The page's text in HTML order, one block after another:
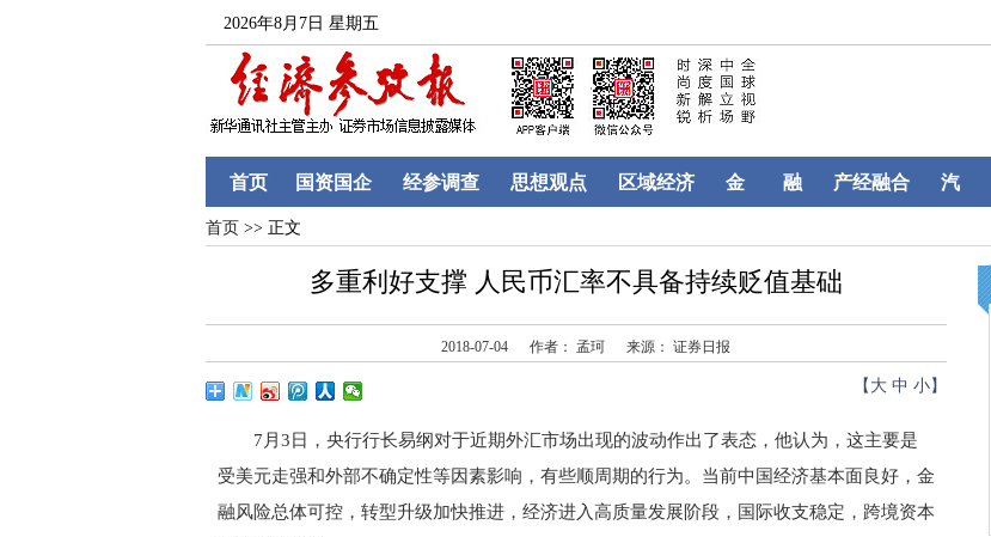
2026年8月7日 星期五
首页 国资国企 经参调查 思想观点 区域经济 金 融 产经融合 汽
首页 >> 正文
多重利好支撑 人民币汇率不具备持续贬值基础
2018-07-04 作者： 孟珂 来源： 证券日报
【 大 中 小】
7月3日，央行行长易纲对于近期外汇市场出现的波动作出了表态，他认为，这主要是
受美元走强和外部不确定性等因素影响，有些顺周期的行为。当前中国经济基本面良好，金
融风险总体可控，转型升级加快推进，经济进入高质量发展阶段，国际收支稳定，跨境资本